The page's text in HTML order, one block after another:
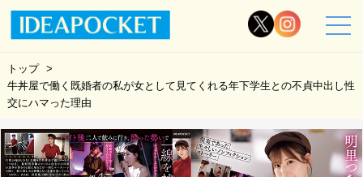
トップ
牛丼屋で働く既婚者の私が女として見てくれる年下学生との不貞中出し性
交にハマった理由